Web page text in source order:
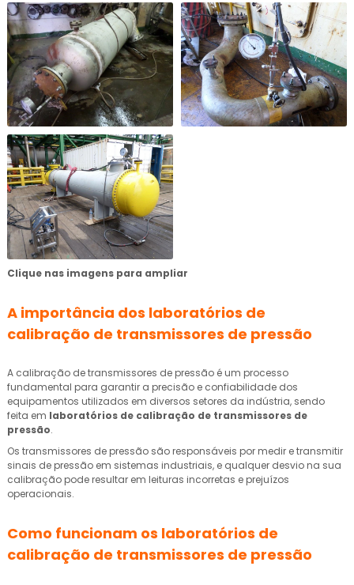
Clique nas imagens para ampliar
A importância dos laboratórios de
calibração de transmissores de pressão
A calibração de transmissores de pressão é um processo
fundamental para garantir a precisão e confiabilidade dos
equipamentos utilizados em diversos setores da indústria, sendo
feita em laboratórios de calibração de transmissores de
pressão.
Os transmissores de pressão são responsáveis por medir e transmitir
sinais de pressão em sistemas industriais, e qualquer desvio na sua
calibração pode resultar em leituras incorretas e prejuízos
operacionais.
Como funcionam os laboratórios de
calibração de transmissores de pressão